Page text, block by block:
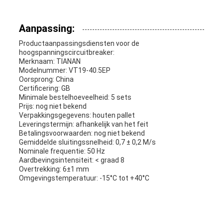
Aanpassing:
Productaanpassingsdiensten voor de
hoogspanningscircuitbreaker:
Merknaam: TIANAN
Modelnummer: VT19-40.5EP
Oorsprong: China
Certificering: GB
Minimale bestelhoeveelheid: 5 sets
Prijs: nog niet bekend
Verpakkingsgegevens: houten pallet
Leveringstermijn: afhankelijk van het feit
Betalingsvoorwaarden: nog niet bekend
Gemiddelde sluitingssnelheid: 0,7 ± 0,2 M/s
Nominale frequentie: 50 Hz
Aardbevingsintensiteit: < graad 8
Overtrekking: 6±1 mm
Omgevingstemperatuur: -15°C tot +40°C